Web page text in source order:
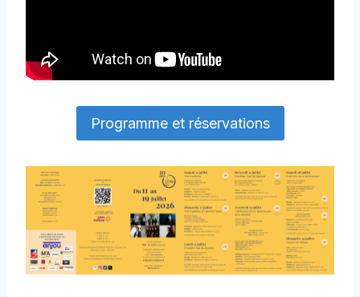
Programme et réservations